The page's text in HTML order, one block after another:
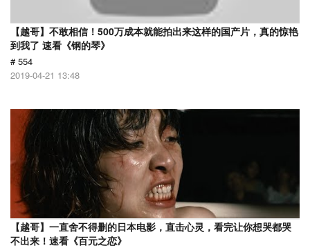
【越哥】不敢相信！500万成本就能拍出来这样的国产片，真的惊艳
到我了 速看《钢的琴》
# 554
2019-04-21 13:48
【越哥】一直舍不得删的日本电影，直击心灵，看完让你想哭都哭
不出来！速看《百元之恋》